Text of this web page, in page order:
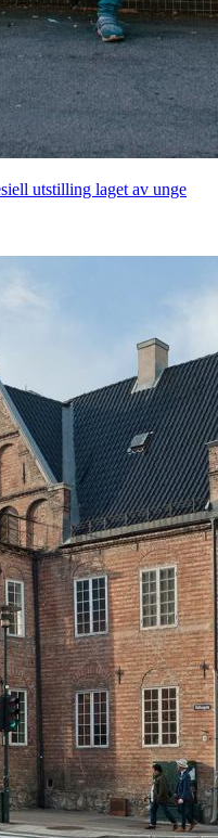
utstilling laget av unge